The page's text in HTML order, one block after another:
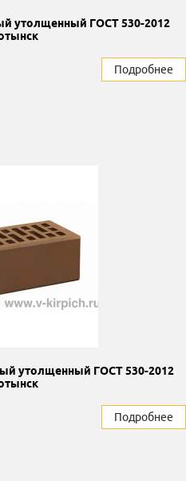
утолщенный ГОСТ 530-2012
Подробнее
утолщенный ГОСТ 530-2012
Подробнее